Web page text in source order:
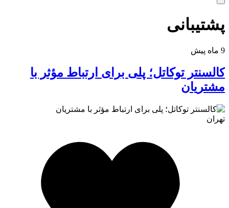
پشتیبانی
کالسنتر توکاتل؛ پلی برای ارتباط مؤثر با
مشتریان
تهران